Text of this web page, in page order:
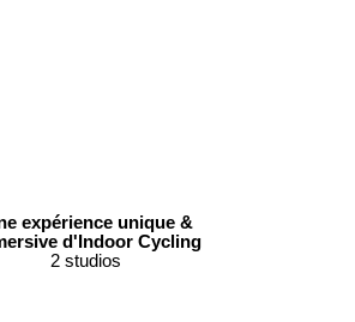
expérience unique &
d'Indoor Cycling
2 studios